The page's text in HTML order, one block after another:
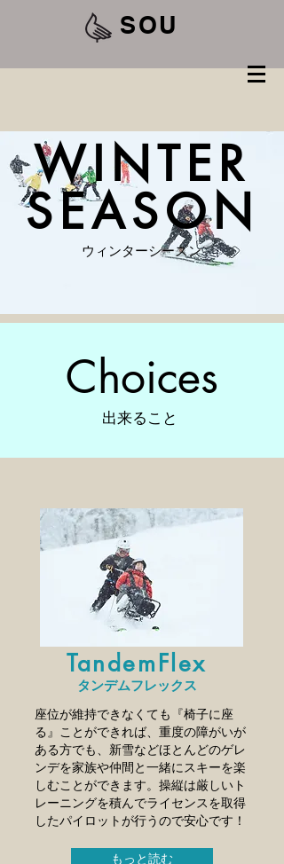
SOU
WINTER
​SEASON
ウィンターシーズン
Choices
出来ること
TandemFlex
タンデムフレックス
座位が維持できなくても『椅子に座
る』ことができれば、重度の障がいが
ある方でも、新雪などほとんどのゲレ
ンデを家族や仲間と一緒にスキーを楽
しむことができます。操縦は厳しいト
レーニングを積んでライセンスを取得
したパイロットが行うので安心です！
もっと読む